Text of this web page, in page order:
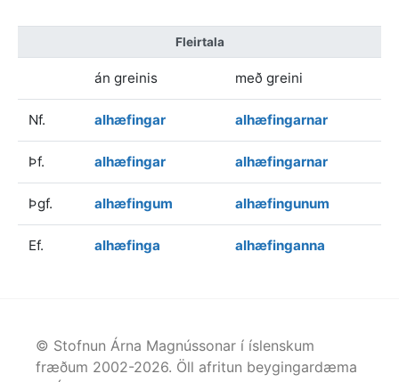
Fleirtala
án greinis með greini
Nf. alhæfingar alhæfingarnar
Þf. alhæfingar alhæfingarnar
Þgf. alhæfingum alhæfingunum
Ef. alhæfinga alhæfinganna
© Stofnun Árna Magnússonar í íslenskum
fræðum 2002-2026. Öll afritun beygingardæma